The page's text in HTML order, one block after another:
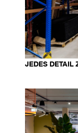
JEDES DETAIL